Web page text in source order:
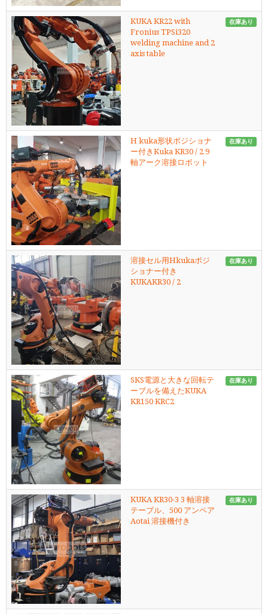
KUKA KR22 with
Fronius TPSi320
welding machine and 2
axis table
在庫あり
H kuka形状ポジショナ
ー付きKuka KR30 / 2 9
軸アーク溶接ロボット
在庫あり
溶接セル用Hkukaポジ
ショナー付き
KUKAKR30 / 2
在庫あり
SKS電源と大きな回転テ
ーブルを備えたKUKA
KR150 KRC2
在庫あり
KUKA KR30-3 3 軸溶接
テーブル、500 アンペア
Aotai 溶接機付き
在庫あり